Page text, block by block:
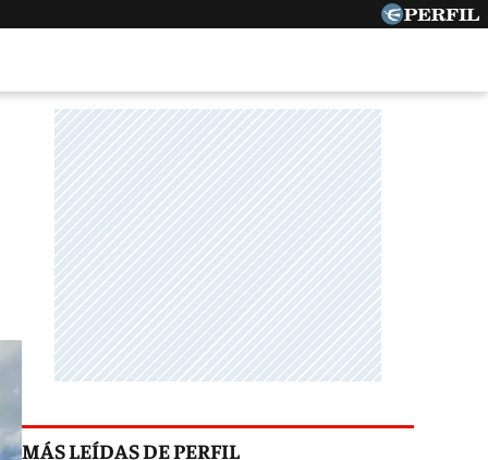
MÁS LEÍDAS DE PERFIL